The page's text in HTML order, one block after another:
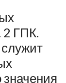
2 ГПК.
служит
значения